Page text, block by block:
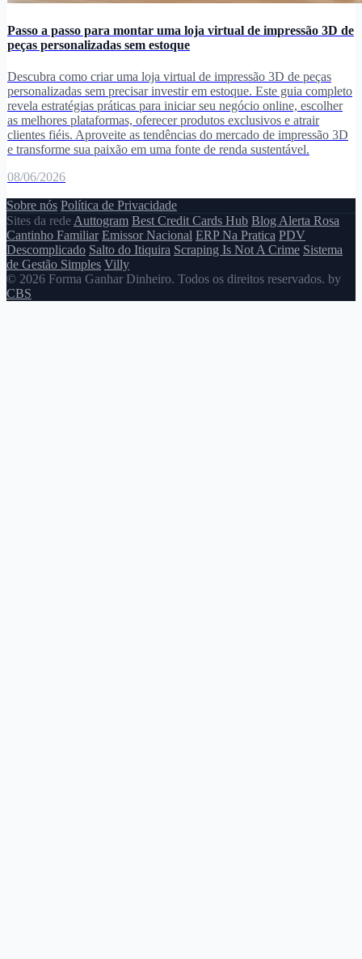
Passo a passo para montar uma loja virtual de impressão 3D de
peças personalizadas sem estoque
Descubra como criar uma loja virtual de impressão 3D de peças
personalizadas sem precisar investir em estoque. Este guia completo
revela estratégias práticas para iniciar seu negócio online, escolher
as melhores plataformas, oferecer produtos exclusivos e atrair
clientes fiéis. Aproveite as tendências do mercado de impressão 3D
e transforme sua paixão em uma fonte de renda sustentável.
08/06/2026
Sobre nós Política de Privacidade
Sites da rede Auttogram Best Credit Cards Hub Blog Alerta Rosa
Cantinho Familiar Emissor Nacional ERP Na Pratica PDV
Descomplicado Salto do Itiquira Scraping Is Not A Crime Sistema
de Gestão Simples Villy
© 2026 Forma Ganhar Dinheiro. Todos os direitos reservados. by
CBS